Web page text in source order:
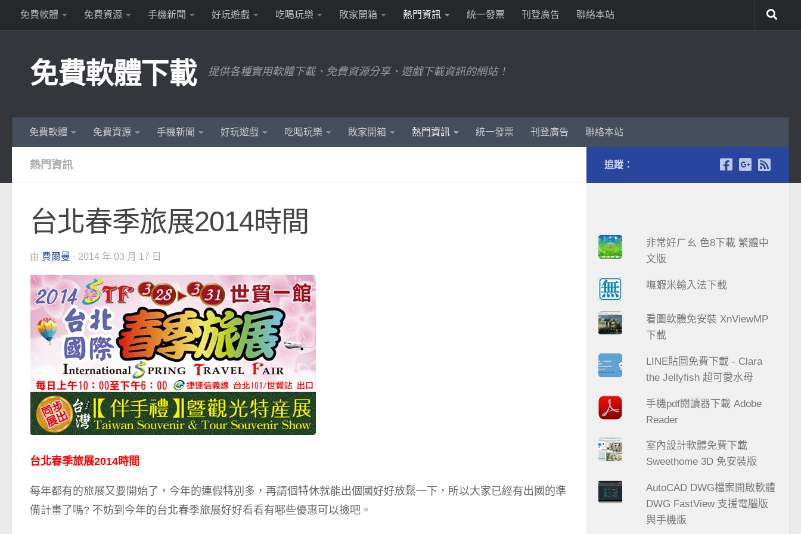
Skip to content
免費軟體 免費資源 手機新聞 好玩遊戲 吃喝玩樂 敗家開箱 熱門資訊 統一發票 刊登廣告 聯絡本站
免費軟體下載 提供各種實用軟體下載、免費資源分享、遊戲下載資訊的網站！
免費軟體 免費資源 手機新聞 好玩遊戲 吃喝玩樂 敗家開箱 熱門資訊 統一發票 刊登廣告 聯絡本站
熱門資訊
台北春季旅展2014時間
由 費爾曼 · 2014 年 03 月 17 日
台北春季旅展2014時間
每年都有的旅展又要開始了，今年的連假特別多，再請個特休就能出個國好好放鬆一下，所以大家已經有出國的準
備計畫了嗎? 不妨到今年的台北春季旅展好好看看有哪些優惠可以撿吧。
追蹤：
非常好ㄏㄠ 色8下載 繁體中
文版
嘸蝦米輸入法下載
看圖軟體免安裝 XnViewMP
下載
LINE貼圖免費下載 - Clara
the Jellyfish 超可愛水母
手機pdf閱讀器下載 Adobe
Reader
室內設計軟體免費下載
Sweethome 3D 免安裝版
AutoCAD DWG檔案開啟軟體
DWG FastView 支援電腦版
與手機版